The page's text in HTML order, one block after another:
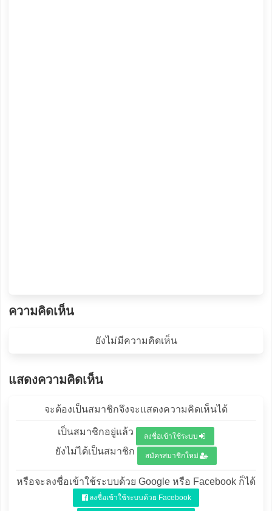
ความคิดเห็น
ยังไม่มีความคิดเห็น
แสดงความคิดเห็น
จะต้องเป็นสมาชิกจึงจะแสดงความคิดเห็นได้
เป็นสมาชิกอยู่แล้ว ลงชื่อเข้าใช้ระบบ
ยังไม่ได้เป็นสมาชิก สมัครสมาชิกใหม่
หรือจะลงชื่อเข้าใช้ระบบด้วย Google หรือ Facebook ก็ได้
ลงชื่อเข้าใช้ระบบด้วย Facebook